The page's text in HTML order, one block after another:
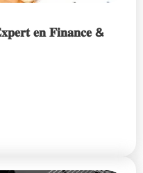
𝐞𝐧 𝐅𝐢𝐧𝐚𝐧𝐜𝐞 &